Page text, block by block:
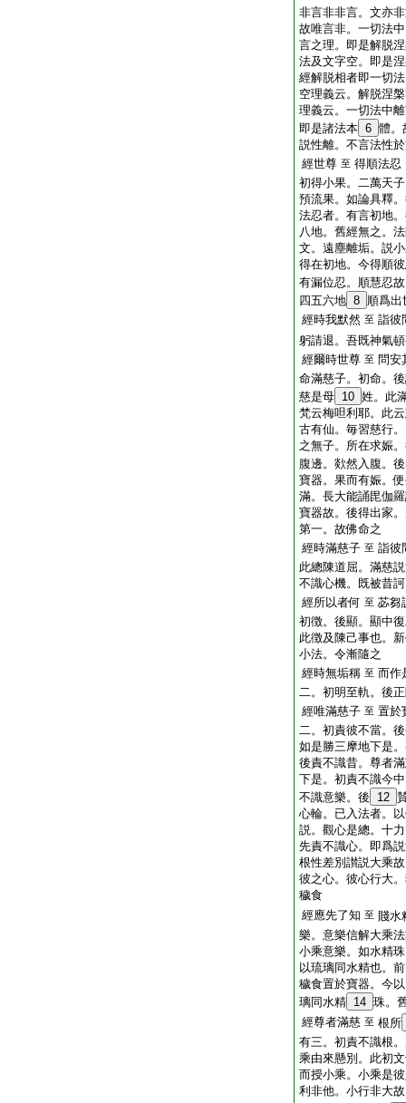
非言非非言。文亦
故唯言非。一切法
言之理。即是解脱
法及文字空。即是
經解脱相者即一切
空理義云。解脱涅
理義云。一切法中
即是諸法本 6 體。
説性離。不言法性
經世尊 至 得順法
初得小果。二萬天
預流果。如論具釋
法忍者。有言初地
八地。舊經無之。
文。遠塵離垢。説
得在初地。今得順
有漏位忍。順慧忍
四五六地 8 順爲出
經時我默然 至 詣彼
躬請退。吾既神氣
經爾時世尊 至 問
命滿慈子。初命。
慈是母 10 姓。此
梵云梅呾利耶。此
古有仙。毎習慈行
之無子。所在求娠
腹邊。欻然入腹。
寶器。果而有娠。
滿。長大能誦毘伽
寶器故。後得出家
第一。故佛命之
經時滿慈子 至 詣彼
此總陳道屈。滿慈
不識心機。既被昔
經所以者何 至 苾芻
初徴。後顯。顯中
此徴及陳己事也。
小法。令漸隨之
經時無垢稱 至 而作
二。初明至軌。後
經唯滿慈子 至 置於
二。初責彼不當。
如是勝三摩地下是
後責不識昔。尊者
下是。初責不識今
不識意樂。後
12
心輪。已入法者。
説。觀心是總。十
先責不識心。即爲
根性差別讃説大乘
彼之心。彼心行大
穢食
經應先了知 至 賤水
樂。意樂信解大乘
小乘意樂。如水精
以琉璃同水精也。
穢食置於寶器。今
璃同水精 14 珠。
經尊者滿慈 至 根所
有三。初責不識根
乘由來懸別。此初
而授小乘。小乘是
利非他。小行非大